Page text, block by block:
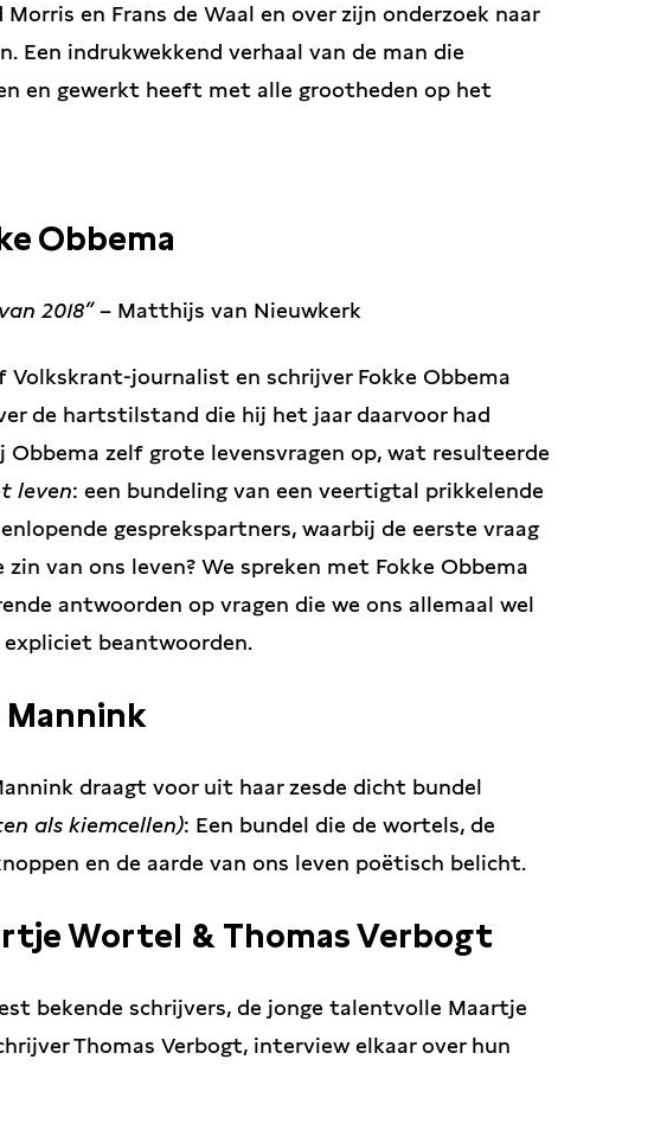
en Frans de Waal en over zijn onderzoek naar
Een indrukwekkend verhaal van de man die
en gewerkt heeft met alle grootheden op het
Obbema
2018”– Matthijs van Nieuwkerk
Volkskrant-journalist en schrijver Fokke Obbema
de hartstilstand die hij het jaar daarvoor had
Obbema zelf grote levensvragen op, wat resulteerde
leven: een bundeling van een veertigtal prikkelende
gesprekspartners, waarbij de eerste vraag
van ons leven? We spreken met Fokke Obbema
antwoorden op vragen die we ons allemaal wel
expliciet beantwoorden.
Mannink
draagt voor uit haar zesde dicht bundel
als kiemcellen): Een bundel die de wortels, de
en de aarde van ons leven poëtisch belicht.
Wortel & Thomas Verbogt
bekende schrijvers, de jonge talentvolle Maartje
Thomas Verbogt, interview elkaar over hun